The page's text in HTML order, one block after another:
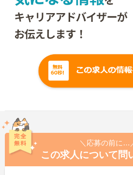
＼応募の前に…
この求人について問